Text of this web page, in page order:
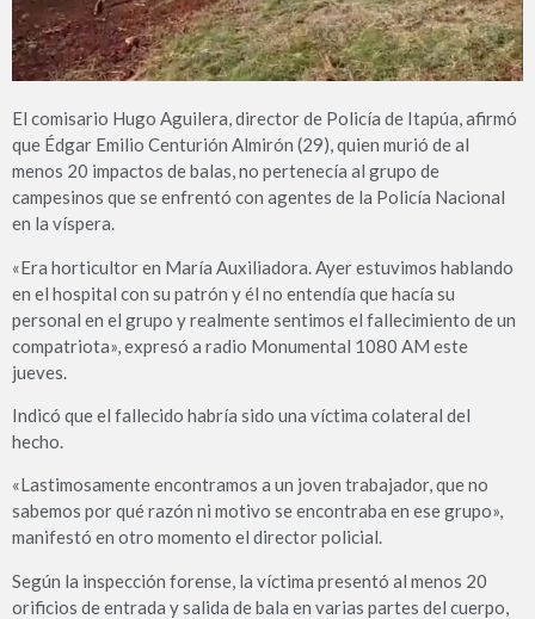
El comisario Hugo Aguilera, director de Policía de Itapúa, afirmó
que Édgar Emilio Centurión Almirón (29), quien murió de al
menos 20 impactos de balas, no pertenecía al grupo de
campesinos que se enfrentó con agentes de la Policía Nacional
en la víspera.
«Era horticultor en María Auxiliadora. Ayer estuvimos hablando
en el hospital con su patrón y él no entendía que hacía su
personal en el grupo y realmente sentimos el fallecimiento de un
compatriota», expresó a radio Monumental 1080 AM este
jueves.
Indicó que el fallecido habría sido una víctima colateral del
hecho.
«Lastimosamente encontramos a un joven trabajador, que no
sabemos por qué razón ni motivo se encontraba en ese grupo»,
manifestó en otro momento el director policial.
Según la inspección forense, la víctima presentó al menos 20
orificios de entrada y salida de bala en varias partes del cuerpo,